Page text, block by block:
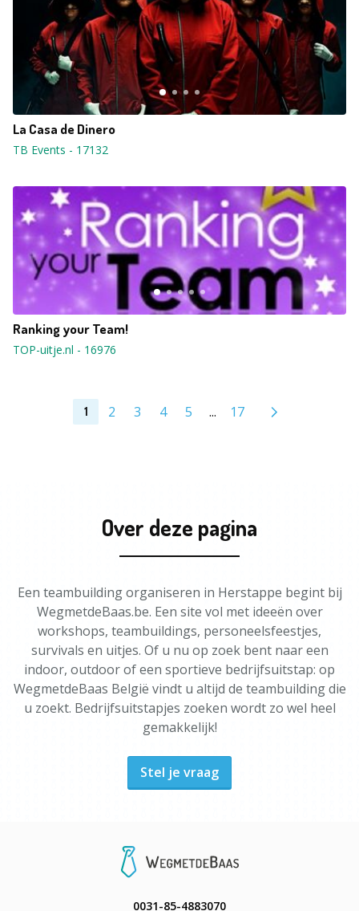
La Casa de Dinero
TB Events - 17132
Ranking your Team!
TOP-uitje.nl - 16976
1 2 3 4 5 ... 17
Over deze pagina
Een teambuilding organiseren in Herstappe begint bij
WegmetdeBaas.be. Een site vol met ideeën over
workshops, teambuildings, personeelsfeestjes,
survivals en uitjes. Of u nu op zoek bent naar een
indoor, outdoor of een sportieve bedrijfsuitstap: op
WegmetdeBaas België vindt u altijd de teambuilding die
u zoekt. Bedrijfsuitstapjes zoeken wordt zo wel heel
gemakkelijk!
Stel je vraag
0031-85-4883070